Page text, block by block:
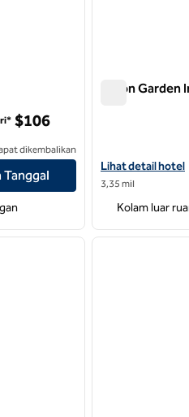
Jose
$106
dikembalikan
Tanggal
Hilton Garden
Lihat detail hotel
Lihat detail hotel
3,35 mil
Kolam luar
gambar berikutnya
1 dari 12